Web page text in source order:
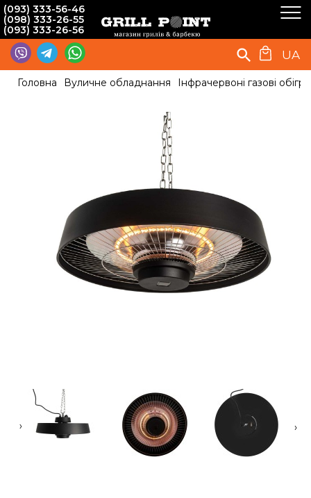
(093) 333-56-46
(098) 333-26-55
(093) 333-26-56
UA
Головна Вуличне обладнання Інфрачервоні газові
‹ ›